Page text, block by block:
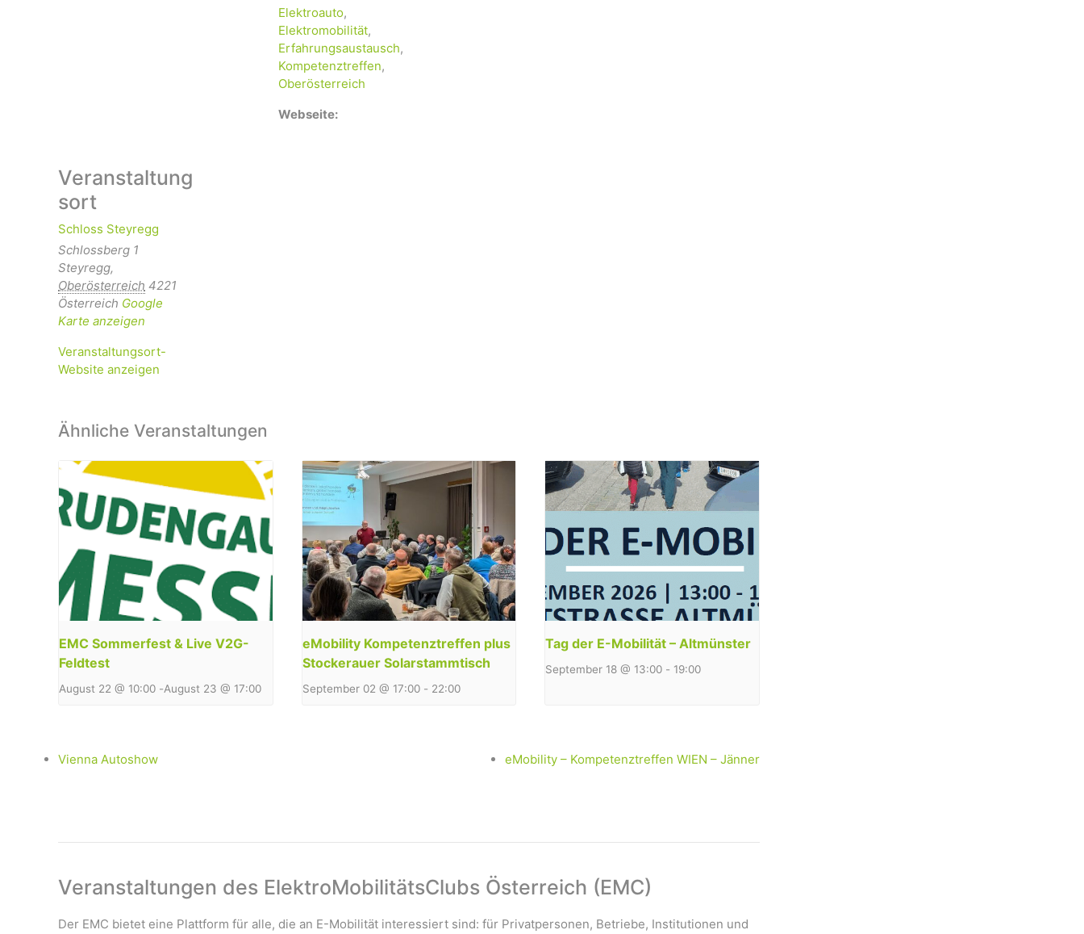
Elektroauto,
Elektromobilität,
Erfahrungsaustausch,
Kompetenztreffen,
Oberösterreich
Webseite:
Veranstaltung
sort
Schloss Steyregg
Schlossberg 1
Steyregg,
Oberösterreich 4221
Österreich Google
Karte anzeigen
Veranstaltungsort-
Website anzeigen
Ähnliche Veranstaltungen
EMC Sommerfest & Live V2G-
Feldtest
August 22 @ 10:00 -August 23 @ 17:00
eMobility Kompetenztreffen plus
Stockerauer Solarstammtisch
September 02 @ 17:00 - 22:00
Tag der E-Mobilität – Altmünster
September 18 @ 13:00 - 19:00
Vienna Autoshow eMobility – Kompetenztreffen WIEN – Jänner
Veranstaltungen des ElektroMobilitätsClubs Österreich (EMC)
Der EMC bietet eine Plattform für alle, die an E-Mobilität interessiert sind: für Privatpersonen, Betriebe, Institutionen und